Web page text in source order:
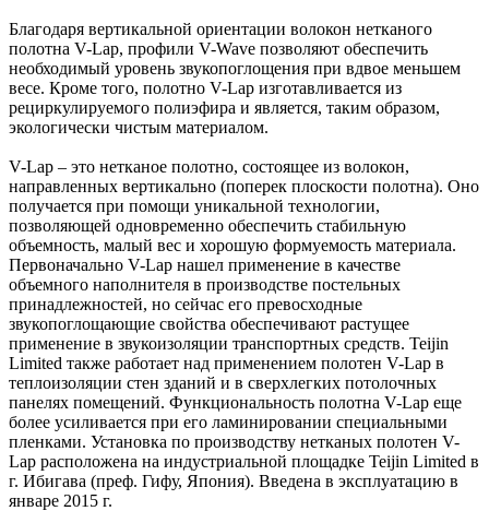
Благодаря вертикальной ориентации волокон нетканого
полотна V-Lap, профили V-Wave позволяют обеспечить
необходимый уровень звукопоглощения при вдвое меньшем
весе. Кроме того, полотно V-Lap изготавливается из
рециркулируемого полиэфира и является, таким образом,
экологически чистым материалом.
V-Lap – это нетканое полотно, состоящее из волокон,
направленных вертикально (поперек плоскости полотна). Оно
получается при помощи уникальной технологии,
позволяющей одновременно обеспечить стабильную
объемность, малый вес и хорошую формуемость материала.
Первоначально V-Lap нашел применение в качестве
объемного наполнителя в производстве постельных
принадлежностей, но сейчас его превосходные
звукопоглощающие свойства обеспечивают растущее
применение в звукоизоляции транспортных средств. Teijin
Limited также работает над применением полотен V-Lap в
теплоизоляции стен зданий и в сверхлегких потолочных
панелях помещений. Функциональность полотна V-Lap еще
более усиливается при его ламинировании специальными
пленками. Установка по производству нетканых полотен V-
Lap расположена на индустриальной площадке Teijin Limited в
г. Ибигава (преф. Гифу, Япония). Введена в эксплуатацию в
январе 2015 г.